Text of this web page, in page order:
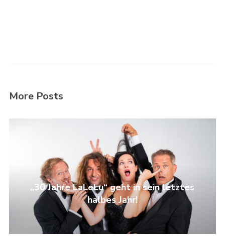
More Posts
„30 Jahre LaLeLu“ geht in sein letztes
halbes Jahr!